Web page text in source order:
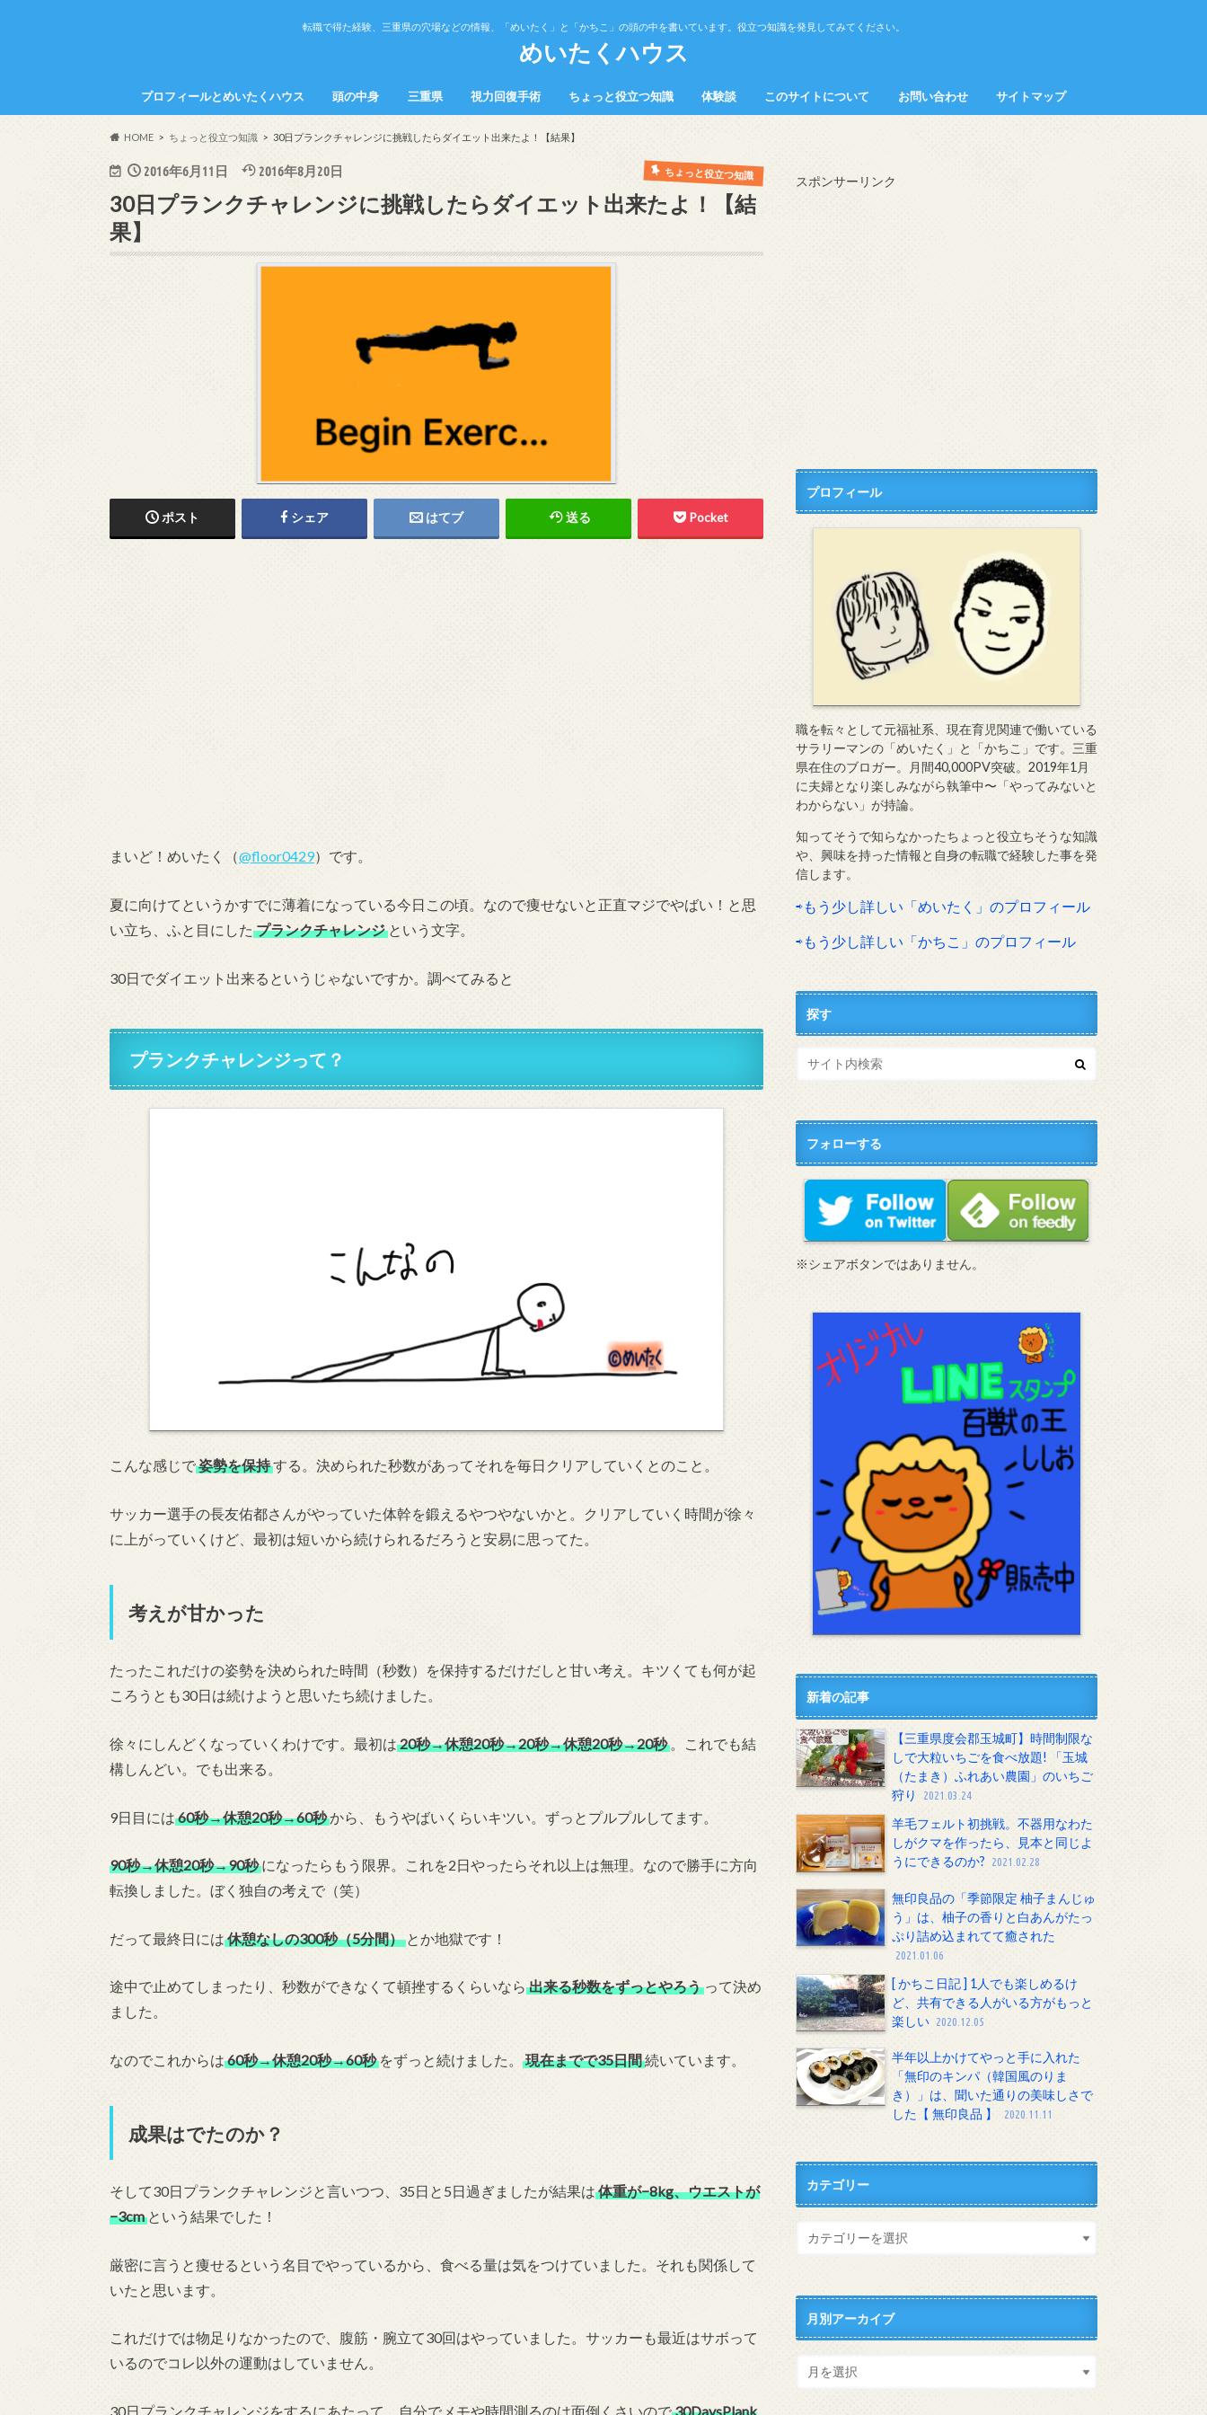
転職で得た経験、三重県の穴場などの情報、「めいたく」と「かちこ」の頭の中を書いています。役立つ知識を発見してみてください。
めいたくハウス
プロフィールとめいたくハウス 頭の中身 三重県 視力回復手術 ちょっと役立つ知識 体験談 このサイトについて お問い合わせ サイトマップ
HOME ちょっと役立つ知識 30日プランクチャレンジに挑戦したらダイエット出来たよ！【結果】
2016年6月11日 2016年8月20日 ちょっと役立つ知識
30日プランクチャレンジに挑戦したらダイエット出来たよ！【結
果】
ポスト シェア はてブ 送る Pocket
まいど！めいたく（@floor0429）です。
夏に向けてというかすでに薄着になっている今日この頃。なので痩せないと正直マジでやばい！と思
い立ち、ふと目にした プランクチャレンジ という文字。
30日でダイエット出来るというじゃないですか。調べてみると
プランクチャレンジって？
こんな感じで姿勢を保持する。決められた秒数があってそれを毎日クリアしていくとのこと。
サッカー選手の長友佑都さんがやっていた体幹を鍛えるやつやないかと。クリアしていく時間が徐々
に上がっていくけど、最初は短いから続けられるだろうと安易に思ってた。
考えが甘かった
たったこれだけの姿勢を決められた時間（秒数）を保持するだけだしと甘い考え。キツくても何が起
ころうとも30日は続けようと思いたち続けました。
徐々にしんどくなっていくわけです。最初は 20秒→休憩20秒→20秒→休憩20秒→20秒 。これでも結
構しんどい。でも出来る。
9日目には 60秒→休憩20秒→60秒から、もうやばいくらいキツい。ずっとプルプルしてます。
90秒→休憩20秒→90秒 になったらもう限界。これを2日やったらそれ以上は無理。なので勝手に方向
転換しました。ぼく独自の考えで（笑）
だって最終日には 休憩なしの300秒（5分間） とか地獄です！
途中で止めてしまったり、秒数ができなくて頓挫するくらいなら 出来る秒数をずっとやろう って決め
ました。
なのでこれからは 60秒→休憩20秒→60秒 をずっと続けました。 現在までで35日間続いています。
成果はでたのか？
そして30日プランクチャレンジと言いつつ、35日と5日過ぎましたが結果は 体重が−8kg、ウエストが
−3cm という結果でした！
厳密に言うと痩せるという名目でやっているから、食べる量は気をつけていました。それも関係して
いたと思います。
これだけでは物足りなかったので、腹筋・腕立て30回はやっていました。サッカーも最近はサボって
いるのでコレ以外の運動はしていません。
30日プランクチャレンジをするにあたって、自分でメモや時間測るのは面倒くさいので30DaysPlank
スポンサーリンク
プロフィール
職を転々として元福祉系、現在育児関連で働いている
サラリーマンの「めいたく」と「かちこ」です。三重
県在住のブロガー。月間40,000PV突破。2019年1月
に夫婦となり楽しみながら執筆中〜「やってみないと
わからない」が持論。
知ってそうで知らなかったちょっと役立ちそうな知識
や、興味を持った情報と自身の転職で経験した事を発
信します。
⇨もう少し詳しい「めいたく」のプロフィール
⇨もう少し詳しい「かちこ」のプロフィール
探す
フォローする
※シェアボタンではありません。
新着の記事
【三重県度会郡玉城町】時間制限な
しで大粒いちごを食べ放題! 「玉城
（たまき）ふれあい農園」のいちご
狩り
2021.03.24
羊毛フェルト初挑戦。不器用なわた
しがクマを作ったら、見本と同じよ
うにできるのか?
2021.02.28
無印良品の「季節限定 柚子まんじゅ
う」は、柚子の香りと白あんがたっ
ぷり詰め込まれてて癒された
2021.01.06
[ かちこ日記 ] 1人でも楽しめるけ
ど、共有できる人がいる方がもっと
楽しい 2020.12.05
半年以上かけてやっと手に入れた
「無印のキンパ（韓国風のりま
き）」は、聞いた通りの美味しさで
した【 無印良品 】
2020.11.11
カテゴリー
月別アーカイブ